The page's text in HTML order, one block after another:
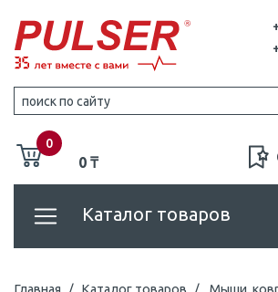
0
0 ₸
Каталог товаров
Главная Каталог товаров
Мыши,